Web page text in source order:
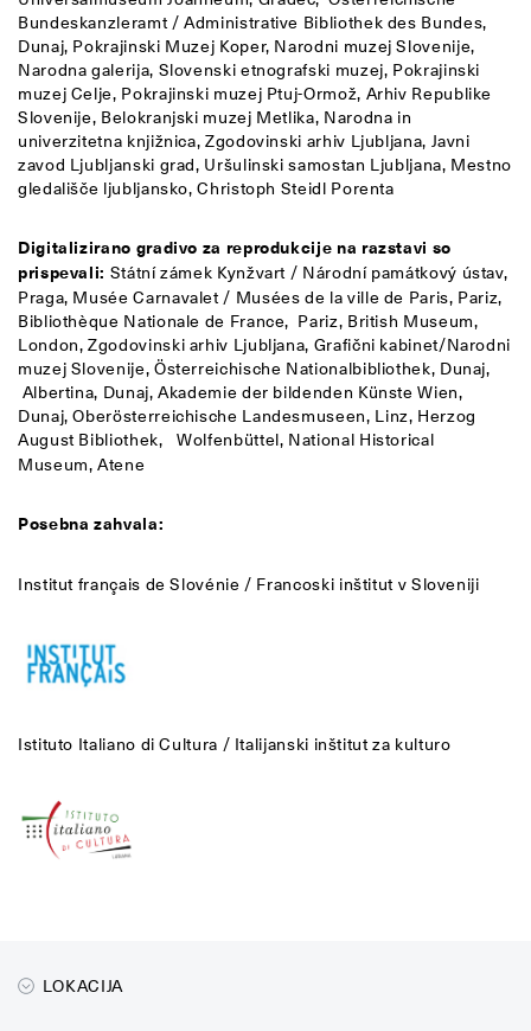
Bundeskanzleramt / Administrative Bibliothek des Bundes,
Dunaj, Pokrajinski Muzej Koper, Narodni muzej Slovenije,
Narodna galerija, Slovenski etnografski muzej, Pokrajinski
muzej Celje, Pokrajinski muzej Ptuj-Ormož, Arhiv Republike
Slovenije, Belokranjski muzej Metlika, Narodna in
univerzitetna knjižnica, Zgodovinski arhiv Ljubljana, Javni
zavod Ljubljanski grad, Uršulinski samostan Ljubljana, Mestno
gledališče ljubljansko, Christoph Steidl Porenta
Digitalizirano gradivo za reprodukcije na razstavi so
prispevali: Státní zámek Kynžvart / Národní památkový ústav,
Praga, Musée Carnavalet / Musées de la ville de Paris, Pariz,
Bibliothèque Nationale de France, Pariz, British Museum,
London, Zgodovinski arhiv Ljubljana, Grafični kabinet/Narodni
muzej Slovenije, Österreichische Nationalbibliothek, Dunaj,
Albertina, Dunaj, Akademie der bildenden Künste Wien,
Dunaj, Oberösterreichische Landesmuseen, Linz, Herzog
August Bibliothek,
Wolfenbüttel, National Historical
Museum, Atene
Posebna zahvala:
Institut français de Slovénie / Francoski inštitut v Sloveniji
Istituto Italiano di Cultura / Italijanski inštitut za kulturo
LOKACIJA